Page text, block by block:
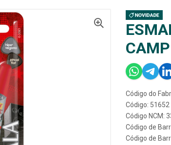
Código do
Código: 51652
Código NCM:
Código de
Código de